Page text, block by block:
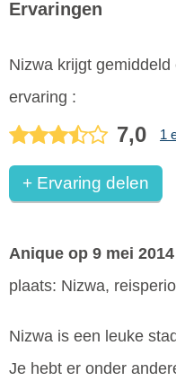
Ervaringen
Nizwa krijgt gemiddeld
ervaring :
7,0 1
+ Ervaring delen
Anique op 9 mei 2014
plaats: Nizwa,
Nizwa is een leuke
Je hebt er onder